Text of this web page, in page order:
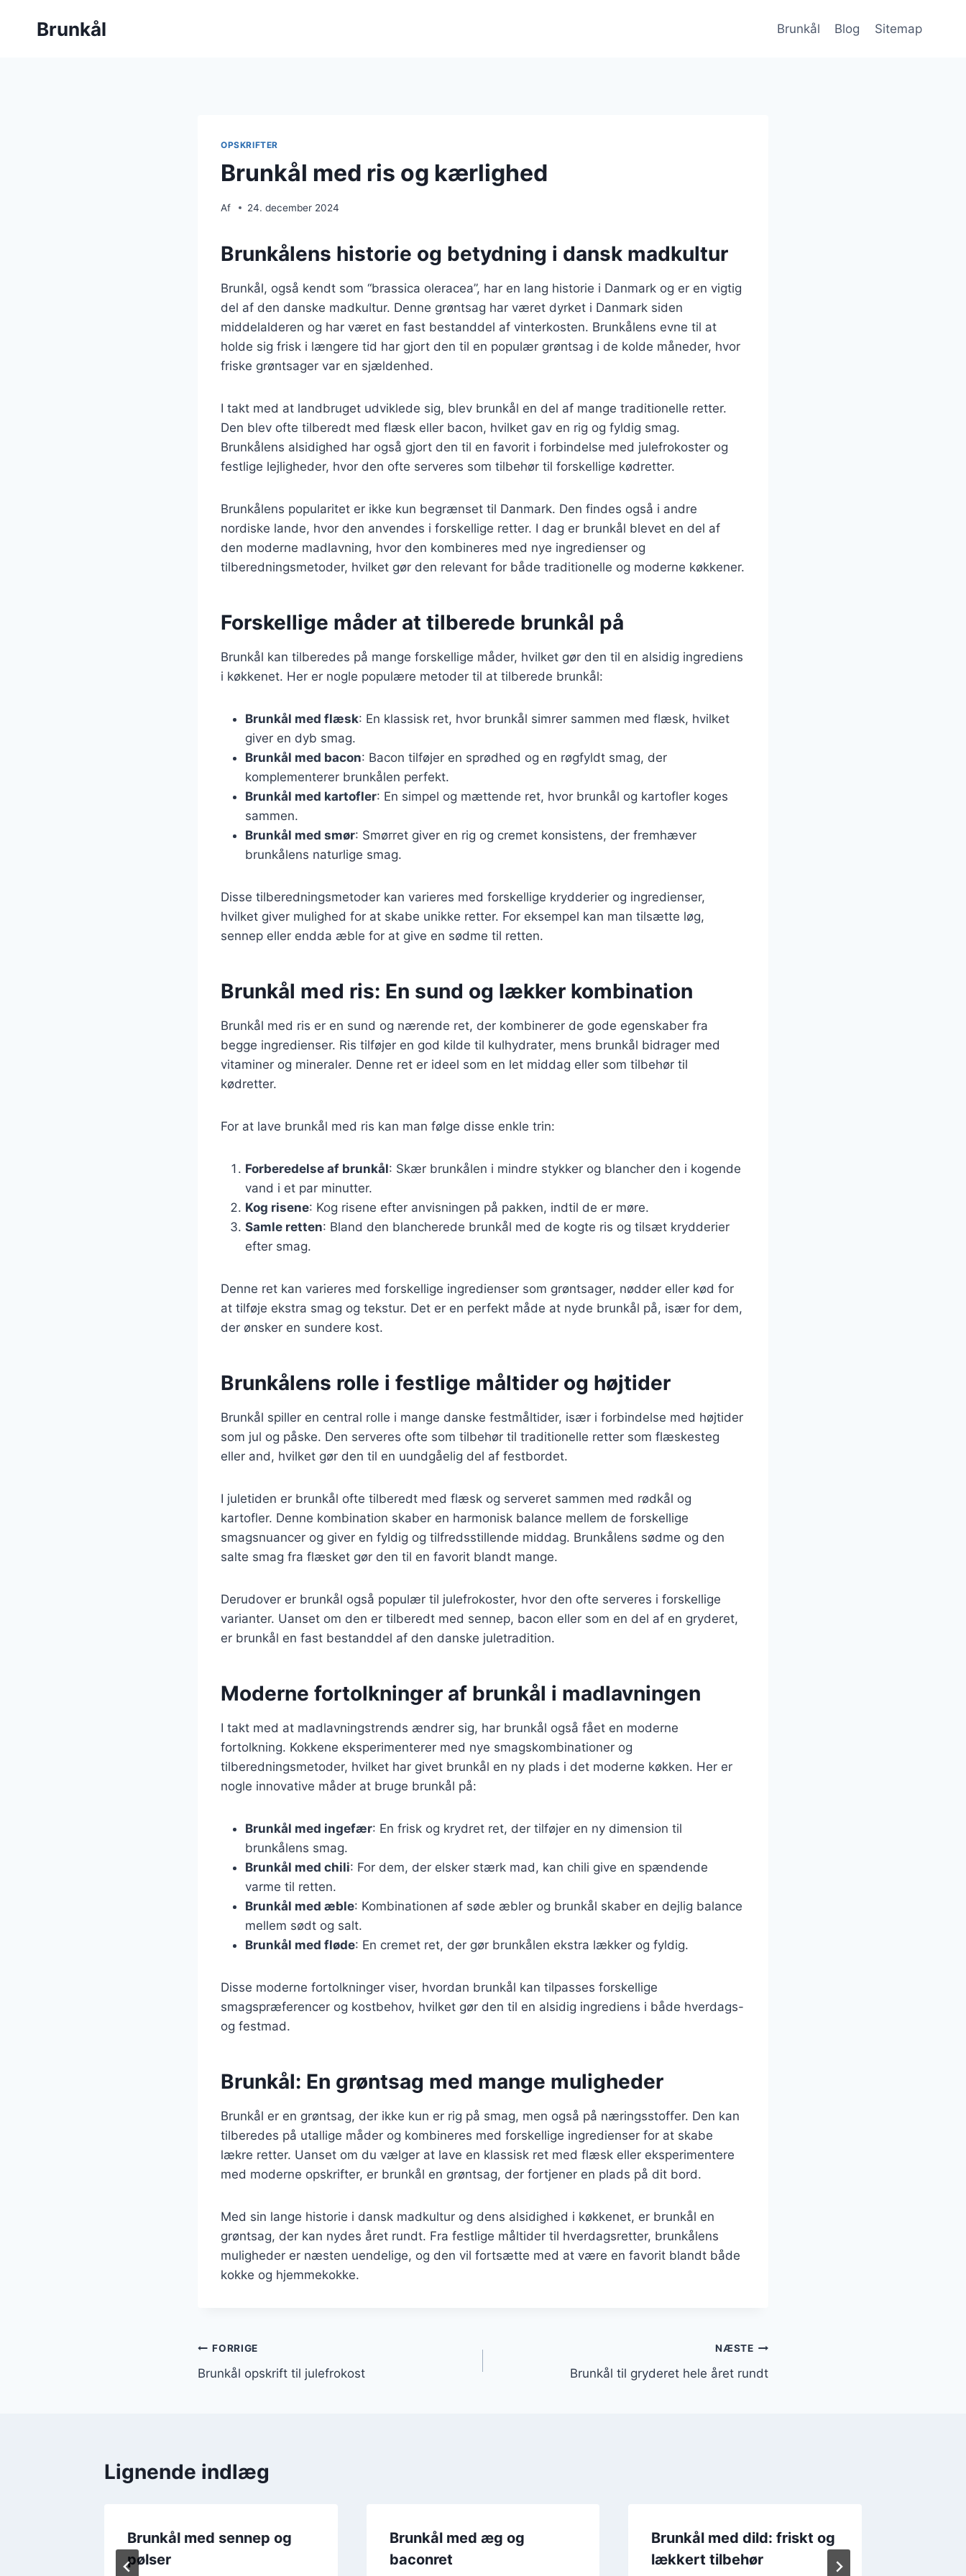
Brunkål Brunkål Blog Sitemap
OPSKRIFTER
Brunkål med ris og kærlighed
Af 24. december 2024
Brunkålens historie og betydning i dansk madkultur
Brunkål, også kendt som “brassica oleracea”, har en lang historie i Danmark og er en vigtig
del af den danske madkultur. Denne grøntsag har været dyrket i Danmark siden
middelalderen og har været en fast bestanddel af vinterkosten. Brunkålens evne til at
holde sig frisk i længere tid har gjort den til en populær grøntsag i de kolde måneder, hvor
friske grøntsager var en sjældenhed.
I takt med at landbruget udviklede sig, blev brunkål en del af mange traditionelle retter.
Den blev ofte tilberedt med flæsk eller bacon, hvilket gav en rig og fyldig smag.
Brunkålens alsidighed har også gjort den til en favorit i forbindelse med julefrokoster og
festlige lejligheder, hvor den ofte serveres som tilbehør til forskellige kødretter.
Brunkålens popularitet er ikke kun begrænset til Danmark. Den findes også i andre
nordiske lande, hvor den anvendes i forskellige retter. I dag er brunkål blevet en del af
den moderne madlavning, hvor den kombineres med nye ingredienser og
tilberedningsmetoder, hvilket gør den relevant for både traditionelle og moderne køkkener.
Forskellige måder at tilberede brunkål på
Brunkål kan tilberedes på mange forskellige måder, hvilket gør den til en alsidig ingrediens
i køkkenet. Her er nogle populære metoder til at tilberede brunkål:
Brunkål med flæsk: En klassisk ret, hvor brunkål simrer sammen med flæsk, hvilket
giver en dyb smag.
Brunkål med bacon: Bacon tilføjer en sprødhed og en røgfyldt smag, der
komplementerer brunkålen perfekt.
Brunkål med kartofler: En simpel og mættende ret, hvor brunkål og kartofler koges
sammen.
Brunkål med smør: Smørret giver en rig og cremet konsistens, der fremhæver
brunkålens naturlige smag.
Disse tilberedningsmetoder kan varieres med forskellige krydderier og ingredienser,
hvilket giver mulighed for at skabe unikke retter. For eksempel kan man tilsætte løg,
sennep eller endda æble for at give en sødme til retten.
Brunkål med ris: En sund og lækker kombination
Brunkål med ris er en sund og nærende ret, der kombinerer de gode egenskaber fra
begge ingredienser. Ris tilføjer en god kilde til kulhydrater, mens brunkål bidrager med
vitaminer og mineraler. Denne ret er ideel som en let middag eller som tilbehør til
kødretter.
For at lave brunkål med ris kan man følge disse enkle trin:
Forberedelse af brunkål: Skær brunkålen i mindre stykker og blancher den i kogende
vand i et par minutter.
Kog risene: Kog risene efter anvisningen på pakken, indtil de er møre.
Samle retten: Bland den blancherede brunkål med de kogte ris og tilsæt krydderier
efter smag.
Denne ret kan varieres med forskellige ingredienser som grøntsager, nødder eller kød for
at tilføje ekstra smag og tekstur. Det er en perfekt måde at nyde brunkål på, især for dem,
der ønsker en sundere kost.
Brunkålens rolle i festlige måltider og højtider
Brunkål spiller en central rolle i mange danske festmåltider, især i forbindelse med højtider
som jul og påske. Den serveres ofte som tilbehør til traditionelle retter som flæskesteg
eller and, hvilket gør den til en uundgåelig del af festbordet.
I juletiden er brunkål ofte tilberedt med flæsk og serveret sammen med rødkål og
kartofler. Denne kombination skaber en harmonisk balance mellem de forskellige
smagsnuancer og giver en fyldig og tilfredsstillende middag. Brunkålens sødme og den
salte smag fra flæsket gør den til en favorit blandt mange.
Derudover er brunkål også populær til julefrokoster, hvor den ofte serveres i forskellige
varianter. Uanset om den er tilberedt med sennep, bacon eller som en del af en gryderet,
er brunkål en fast bestanddel af den danske juletradition.
Moderne fortolkninger af brunkål i madlavningen
I takt med at madlavningstrends ændrer sig, har brunkål også fået en moderne
fortolkning. Kokkene eksperimenterer med nye smagskombinationer og
tilberedningsmetoder, hvilket har givet brunkål en ny plads i det moderne køkken. Her er
nogle innovative måder at bruge brunkål på:
Brunkål med ingefær: En frisk og krydret ret, der tilføjer en ny dimension til
brunkålens smag.
Brunkål med chili: For dem, der elsker stærk mad, kan chili give en spændende
varme til retten.
Brunkål med æble: Kombinationen af søde æbler og brunkål skaber en dejlig balance
mellem sødt og salt.
Brunkål med fløde: En cremet ret, der gør brunkålen ekstra lækker og fyldig.
Disse moderne fortolkninger viser, hvordan brunkål kan tilpasses forskellige
smagspræferencer og kostbehov, hvilket gør den til en alsidig ingrediens i både hverdags-
og festmad.
Brunkål: En grøntsag med mange muligheder
Brunkål er en grøntsag, der ikke kun er rig på smag, men også på næringsstoffer. Den kan
tilberedes på utallige måder og kombineres med forskellige ingredienser for at skabe
lækre retter. Uanset om du vælger at lave en klassisk ret med flæsk eller eksperimentere
med moderne opskrifter, er brunkål en grøntsag, der fortjener en plads på dit bord.
Med sin lange historie i dansk madkultur og dens alsidighed i køkkenet, er brunkål en
grøntsag, der kan nydes året rundt. Fra festlige måltider til hverdagsretter, brunkålens
muligheder er næsten uendelige, og den vil fortsætte med at være en favorit blandt både
kokke og hjemmekokke.
Indlægsnavigation
FORRIGE
Brunkål opskrift til julefrokost
NÆSTE
Brunkål til gryderet hele året rundt
Lignende indlæg
Brunkål med sennep og
pølser
Brunkål med æg og
baconret
Brunkål med dild: friskt og
lækkert tilbehør